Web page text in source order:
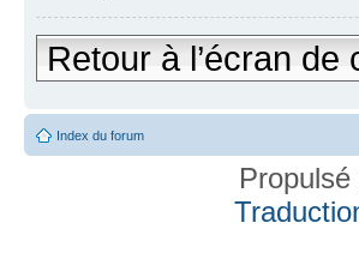
Retour à l’écran de
Index du forum
Propulsé